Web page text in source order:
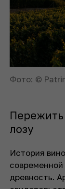
Фото: ©
лозу
История
современной
древность.